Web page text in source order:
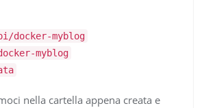
docker-myblog
myblog
nella cartella appena creata e